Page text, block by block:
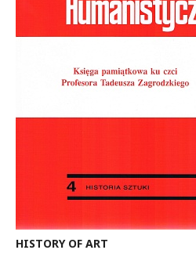
HISTORY OF ART